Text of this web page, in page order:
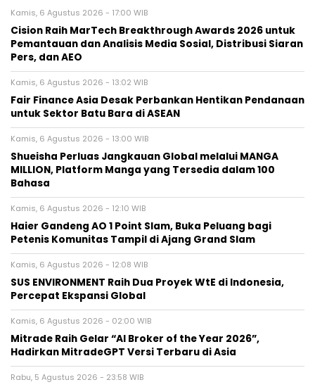
Kamis, 6 Agustus 2026 - 17:00 WIB
Cision Raih MarTech Breakthrough Awards 2026 untuk
Pemantauan dan Analisis Media Sosial, Distribusi Siaran
Pers, dan AEO
Kamis, 6 Agustus 2026 - 13:02 WIB
Fair Finance Asia Desak Perbankan Hentikan Pendanaan
untuk Sektor Batu Bara di ASEAN
Kamis, 6 Agustus 2026 - 13:00 WIB
Shueisha Perluas Jangkauan Global melalui MANGA
MILLION, Platform Manga yang Tersedia dalam 100
Bahasa
Kamis, 6 Agustus 2026 - 12:10 WIB
Haier Gandeng AO 1 Point Slam, Buka Peluang bagi
Petenis Komunitas Tampil di Ajang Grand Slam
Kamis, 6 Agustus 2026 - 12:08 WIB
SUS ENVIRONMENT Raih Dua Proyek WtE di Indonesia,
Percepat Ekspansi Global
Kamis, 6 Agustus 2026 - 02:00 WIB
Mitrade Raih Gelar “AI Broker of the Year 2026”,
Hadirkan MitradeGPT Versi Terbaru di Asia
Rabu, 5 Agustus 2026 - 23:58 WIB